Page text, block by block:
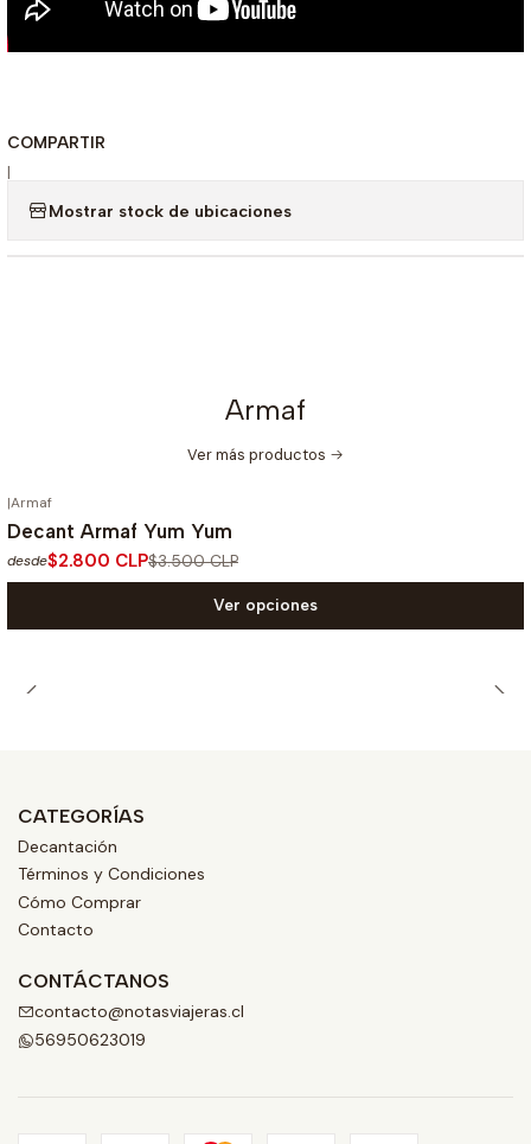
COMPARTIR
|
Mostrar stock de ubicaciones
Armaf
Ver más productos
|Armaf
Decant Armaf Yum Yum
desde$2.800 CLP$3.500 CLP
Ver opciones
CATEGORÍAS
Decantación
Términos y Condiciones
Cómo Comprar
Contacto
CONTÁCTANOS
contacto@notasviajeras.cl
56950623019